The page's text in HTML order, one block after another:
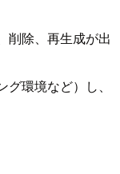
削除、再生成が出
環境など）し、